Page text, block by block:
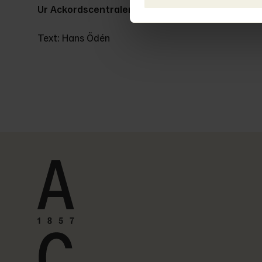
Ur Ackordscentralen Nyheter nr 4 2025
Text: Hans Ödén